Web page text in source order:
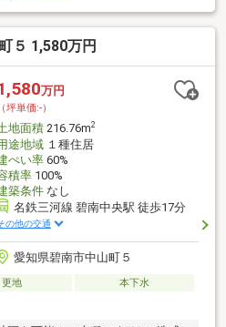
５ 1,580万円
万円
（坪単価:-）
地面積216.76m2
途地域１種住居
ぺい率60%
積率100%
築条件なし
名鉄三河線 碧南中央駅 徒歩17分
の他の交通
愛知県碧南市中山町５
更地
本下水